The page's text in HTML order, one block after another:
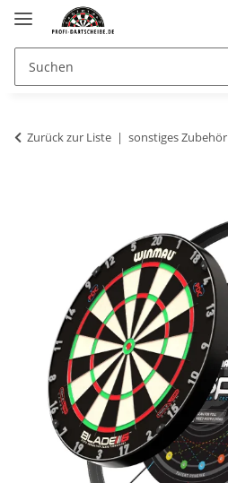
Zurück zur Liste sonstiges Zubehör